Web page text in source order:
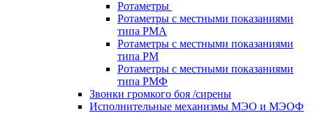
Ротаметры
Ротаметры с местными показаниями
типа РМА
Ротаметры с местными показаниями
типа РМ
Ротаметры с местными показаниями
типа РМФ
Звонки громкого боя /сирены
Исполнительные механизмы МЭО и МЭОФ